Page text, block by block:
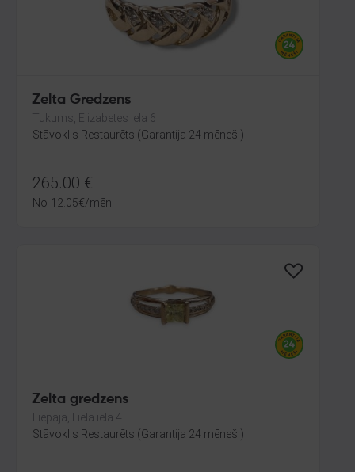
Zelta Gredzens
Tukums, Elizabetes iela 6
Stāvoklis Restaurēts (Garantija 24 mēneši)
265.00 €
No 12.05€/mēn.
Zelta gredzens
Liepāja, Lielā iela 4
Stāvoklis Restaurēts (Garantija 24 mēneši)